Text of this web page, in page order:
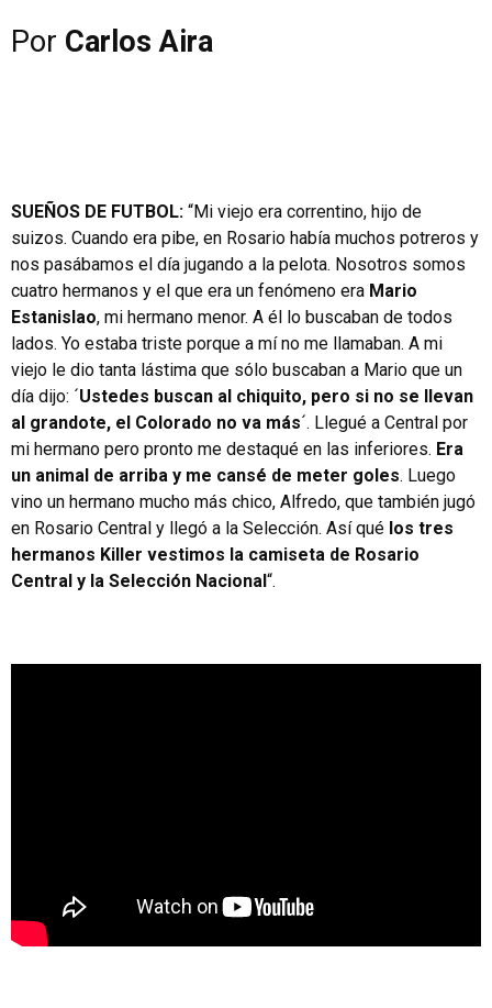
Por Carlos Aira
SUEÑOS DE FUTBOL: “Mi viejo era correntino, hijo de
suizos. Cuando era pibe, en Rosario había muchos potreros y
nos pasábamos el día jugando a la pelota. Nosotros somos
cuatro hermanos y el que era un fenómeno era Mario
Estanislao, mi hermano menor. A él lo buscaban de todos
lados. Yo estaba triste porque a mí no me llamaban. A mi
viejo le dio tanta lástima que sólo buscaban a Mario que un
día dijo: ´Ustedes buscan al chiquito, pero si no se llevan
al grandote, el Colorado no va más´. Llegué a Central por
mi hermano pero pronto me destaqué en las inferiores. Era
un animal de arriba y me cansé de meter goles. Luego
vino un hermano mucho más chico, Alfredo, que también jugó
en Rosario Central y llegó a la Selección. Así qué los tres
hermanos Killer vestimos la camiseta de Rosario
Central y la Selección Nacional“.